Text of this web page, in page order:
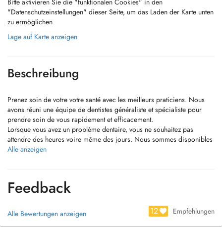
Bitte aktivieren Sie die "funktionalen Cookies" in den
"Datenschutzeinstellungen" dieser Seite, um das Laden der Karte unten
zu ermöglichen
Lage auf Karte anzeigen
Beschreibung
Prenez soin de votre votre santé avec les meilleurs praticiens. Nous
avons réuni une équipe de dentistes généraliste et spécialiste pour
prendre soin de vous rapidement et efficacement.
Lorsque vous avez un problème dentaire, vous ne souhaitez pas
attendre des heures voire même des jours. Nous sommes disponibles
6 jours sur 7 et notre cabinet dentaire à Strassen vous accueillent
3 Places de Parking vous sont réservées.
Alle anzeigen
Feedback
Alle Bewertungen anzeigen 12 Empfehlungen